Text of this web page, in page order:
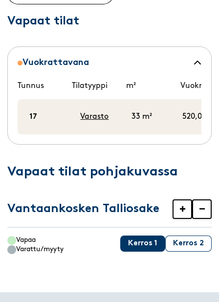
Vapaat tilat
Vuokrattavana
Tunnus Tilatyyppi m² Vuokra/
17 Varasto 33 m² 520,00 €/
Vapaat tilat pohjakuvassa
Vantaankosken Talliosake + −
Vapaa
Varattu/myyty
Kerros 1 Kerros 2